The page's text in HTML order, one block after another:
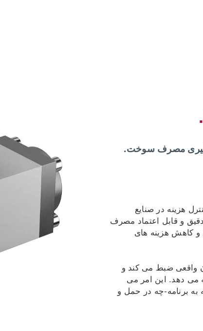
گیری مصرف سوخت.
هزینه در صنایع
و قابل اعتماد مصرف
و کاهش هزینه های
واقعی ضبط می کند و
می دهد. این امر می
برنامه-چه در حمل و